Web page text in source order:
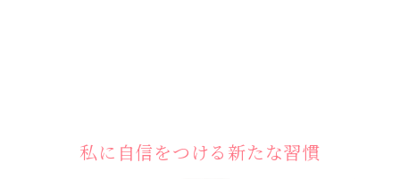
私に自信をつける新たな習慣